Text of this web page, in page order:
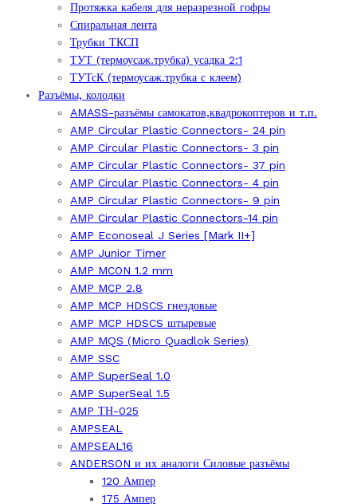
Протяжка кабеля для неразрезной гофры
Спиральная лента
Трубки ТКСП
ТУТ (термоусаж.трубка) усадка 2:1
ТУТсК (термоусаж.трубка с клеем)
Разъёмы, колодки
AMASS-разъёмы самокатов,квадрокоптеров и т.п.
AMP Circular Plastic Connectors- 24 pin
AMP Circular Plastic Connectors- 3 pin
AMP Circular Plastic Connectors- 37 pin
AMP Circular Plastic Connectors- 4 pin
AMP Circular Plastic Connectors- 9 pin
AMP Circular Plastic Connectors-14 pin
AMP Econoseal J Series [Mark II+]
AMP Junior Timer
AMP MCON 1.2 mm
AMP MCP 2.8
AMP MCP HDSCS гнездовые
AMP MCP HDSCS штыревые
AMP MQS (Micro Quadlok Series)
AMP SSC
AMP SuperSeal 1.0
AMP SuperSeal 1.5
AMP ТН-025
AMPSEAL
AMPSEAL16
ANDERSON и их аналоги Силовые разъёмы
120 Ампер
175 Ампер